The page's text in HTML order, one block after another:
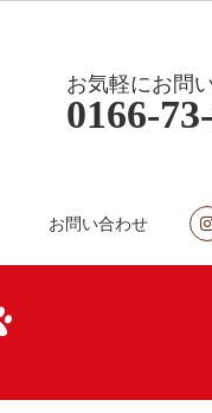
お気軽にお問
0166-
お問い合わせ